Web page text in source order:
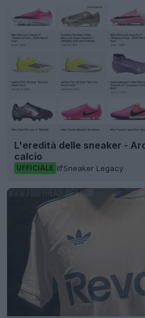
L'eredità delle sneaker -
calcio
UFFICIALE Sneaker Legacy